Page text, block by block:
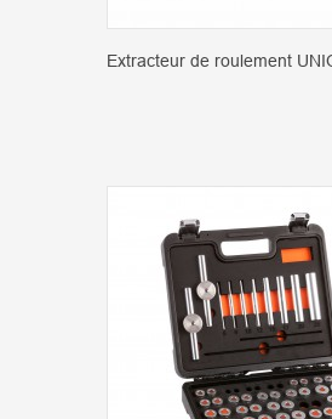
Extracteur de roulement